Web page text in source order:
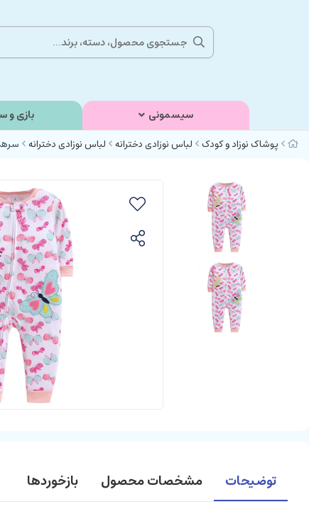
سیسمونی بازی و
پوشاک نوزاد و کودک لباس نوزادی دخترانه لباس نوزادی دخترانه
توضیحات مشخصات محصول بازخوردها